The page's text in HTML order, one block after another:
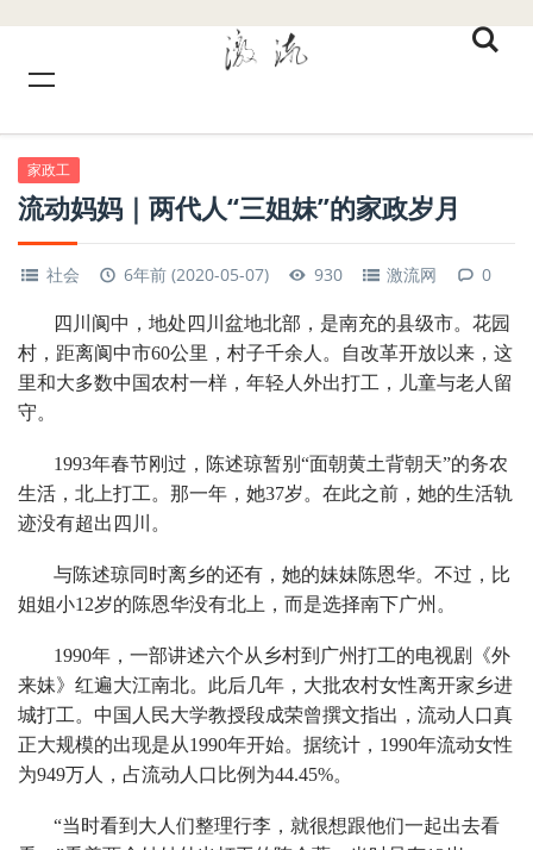
家政工
流动妈妈｜两代人“三姐妹”的家政岁月
社会 6年前 (2020-05-07) 930 激流网 0
四川阆中，地处四川盆地北部，是南充的县级市。花园
村，距离阆中市60公里，村子千余人。自改革开放以来，这
里和大多数中国农村一样，年轻人外出打工，儿童与老人留
守。
1993年春节刚过，陈述琼暂别“面朝黄土背朝天”的务农
生活，北上打工。那一年，她37岁。在此之前，她的生活轨
迹没有超出四川。
与陈述琼同时离乡的还有，她的妹妹陈恩华。不过，比
姐姐小12岁的陈恩华没有北上，而是选择南下广州。
1990年，一部讲述六个从乡村到广州打工的电视剧《外
来妹》红遍大江南北。此后几年，大批农村女性离开家乡进
城打工。中国人民大学教授段成荣曾撰文指出，流动人口真
正大规模的出现是从1990年开始。据统计，1990年流动女性
为949万人，占流动人口比例为44.45%。
“当时看到大人们整理行李，就很想跟他们一起出去看